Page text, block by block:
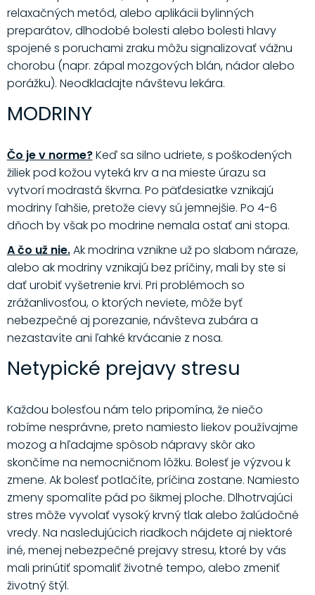
relaxačných metód, alebo aplikácii bylinných
preparátov, dlhodobé bolesti alebo bolesti hlavy
spojené s poruchami zraku môžu signalizovať vážnu
chorobu (napr. zápal mozgových blán, nádor alebo
porážku). Neodkladajte návštevu lekára.
MODRINY
Čo je v norme?Keď sa silno udriete, s poškodených
žiliek pod kožou vyteká krv a na mieste úrazu sa
vytvorí modrastá škvrna. Po päťdesiatke vznikajú
modriny ľahšie, pretože cievy sú jemnejšie. Po 4-6
dňoch by však po modrine nemala ostať ani stopa.
A čo už nie.Ak modrina vznikne už po slabom náraze,
alebo ak modriny vznikajú bez príčiny, mali by ste si
dať urobiť vyšetrenie krvi. Pri problémoch so
zrážanlivosťou, o ktorých neviete, môže byť
nebezpečné aj porezanie, návšteva zubára a
nezastavíte ani ľahké krvácanie z nosa.
Netypické prejavy stresu
Každou bolesťou nám telo pripomína, že niečo
robíme nesprávne, preto namiesto liekov používajme
mozog a hľadajme spôsob nápravy skôr ako
skončíme na nemocničnom lôžku. Bolesť je výzvou k
zmene. Ak bolesť potlačíte, príčina zostane. Namiesto
zmeny spomalíte pád po šikmej ploche. Dlhotrvajúci
stres môže vyvolať vysoký krvný tlak alebo žalúdočné
vredy. Na nasledujúcich riadkoch nájdete aj niektoré
iné, menej nebezpečné prejavy stresu, ktoré by vás
mali prinútiť spomaliť životné tempo, alebo zmeniť
životný štýl.